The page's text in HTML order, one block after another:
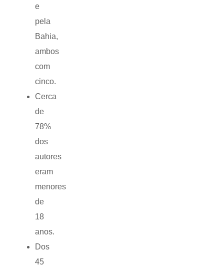
e
pela
Bahia,
ambos
com
cinco.
Cerca
de
78%
dos
autores
eram
menores
de
18
anos.
Dos
45